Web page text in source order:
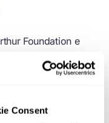
Consent
Foundation e
alimentícios – ou